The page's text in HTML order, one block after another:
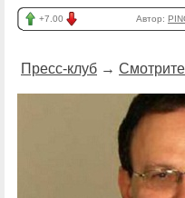
+7.00 Автор:
Пресс-клуб →